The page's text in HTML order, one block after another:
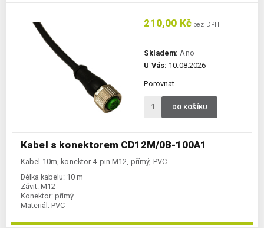
Kabel s konektorem CD12M/0B-100A1
Kabel 10m, konektor 4-pin M12, přímý, PVC
Délka kabelu: 10 m
Závit: M12
Konektor: přímý
Materiál: PVC
210,00 Kč bez DPH
Skladem: Ano
U Vás: 10.08.2026
Porovnat
DO KOŠÍKU